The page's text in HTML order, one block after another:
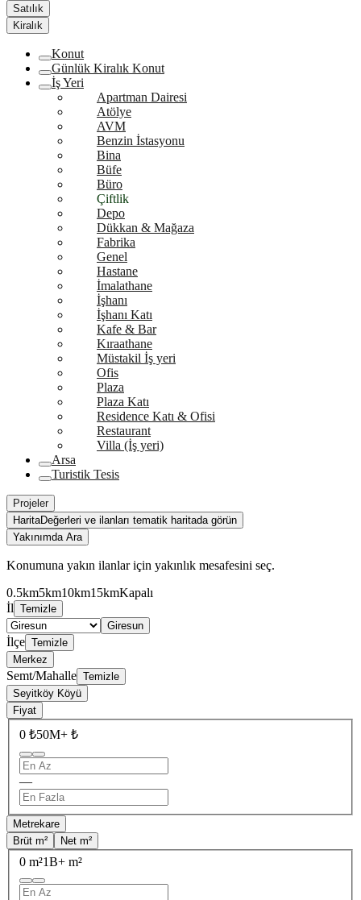
Satılık
Kiralık
Konut
Günlük Kiralık Konut
İş Yeri
Apartman Dairesi
Atölye
AVM
Benzin İstasyonu
Bina
Büfe
Büro
Çiftlik
Depo
Dükkan & Mağaza
Fabrika
Genel
Hastane
İmalathane
İşhanı
İşhanı Katı
Kafe & Bar
Kıraathane
Müstakil İş yeri
Ofis
Plaza
Plaza Katı
Residence Katı & Ofisi
Restaurant
Villa (İş yeri)
Arsa
Turistik Tesis
Projeler
HaritaDeğerleri ve ilanları tematik haritada görün
Yakınımda Ara
Konumuna yakın ilanlar için yakınlık mesafesini seç.
0.5km5km10km15kmKapalı
İl Temizle
Giresun
İlçe Temizle
Merkez
Semt/Mahalle Temizle
Seyitköy Köyü
Fiyat
0 ₺50M+ ₺
—
Metrekare
Brüt m²
Net m²
0 m²1B+ m²